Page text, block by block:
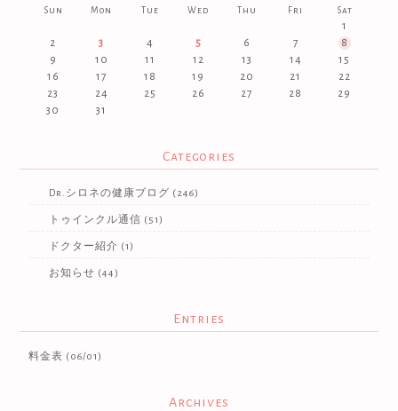
Sun Mon Tue Wed Thu Fri Sat
1
2
3 4 5 6 7
8
9
10 11 12 13 14
15
16
17 18 19 20 21
22
23
24 25 26 27 28
29
30
31
Categories
Dr.シロネの健康ブログ (246)
トゥインクル通信 (51)
ドクター紹介 (1)
お知らせ (44)
Entries
料金表 (06/01)
Archives